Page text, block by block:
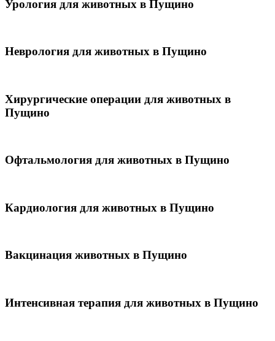
Урология для животных в Пущино
Неврология для животных в Пущино
Хирургические операции для животных в
Пущино
Офтальмология для животных в Пущино
Кардиология для животных в Пущино
Вакцинация животных в Пущино
Интенсивная терапия для животных в Пущино